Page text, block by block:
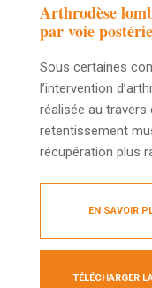
Arthrodèse
par voie
Sous certaines
l’intervention
réalisée au travers
retentissement
récupération plus
EN SAVOIR
TÉLÉCHARGER